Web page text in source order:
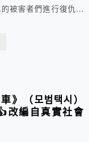
被害者們進行復仇計
》（모범택시）
改編自真實社會